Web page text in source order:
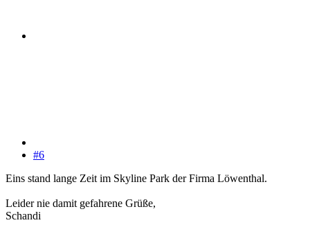
#6
Eins stand lange Zeit im Skyline Park der Firma Löwenthal.
Leider nie damit gefahrene Grüße,
Schandi